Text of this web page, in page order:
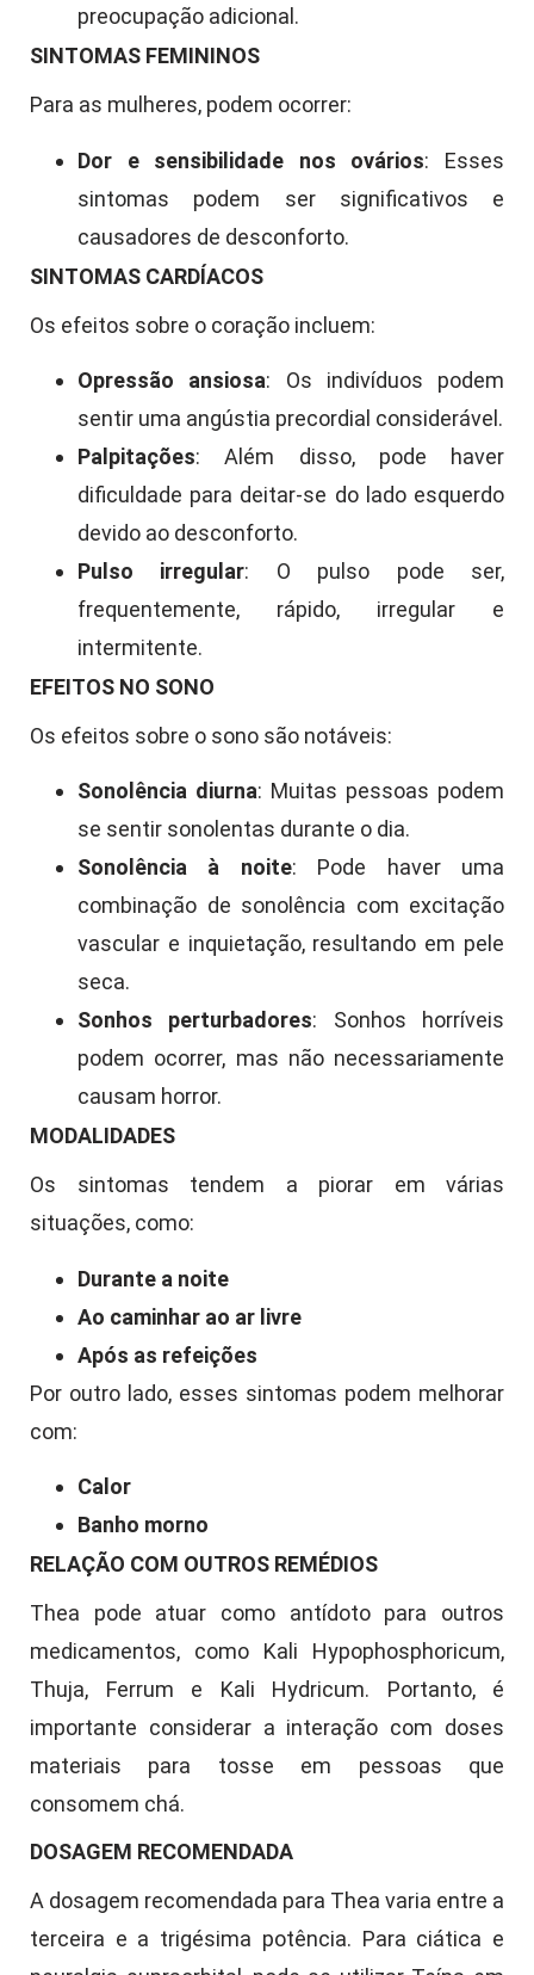
preocupação adicional.
SINTOMAS FEMININOS
Para as mulheres, podem ocorrer:
Dor e sensibilidade nos ovários: Esses
sintomas podem ser significativos e
causadores de desconforto.
SINTOMAS CARDÍACOS
Os efeitos sobre o coração incluem:
Opressão ansiosa: Os indivíduos podem
sentir uma angústia precordial considerável.
Palpitações: Além disso, pode haver
dificuldade para deitar-se do lado esquerdo
devido ao desconforto.
Pulso irregular: O pulso pode ser,
frequentemente, rápido, irregular e
intermitente.
EFEITOS NO SONO
Os efeitos sobre o sono são notáveis:
Sonolência diurna: Muitas pessoas podem
se sentir sonolentas durante o dia.
Sonolência à noite: Pode haver uma
combinação de sonolência com excitação
vascular e inquietação, resultando em pele
seca.
Sonhos perturbadores: Sonhos horríveis
podem ocorrer, mas não necessariamente
causam horror.
MODALIDADES
Os sintomas tendem a piorar em várias
situações, como:
Durante a noite
Ao caminhar ao ar livre
Após as refeições
Por outro lado, esses sintomas podem melhorar
com:
Calor
Banho morno
RELAÇÃO COM OUTROS REMÉDIOS
Thea pode atuar como antídoto para outros
medicamentos, como Kali Hypophosphoricum,
Thuja, Ferrum e Kali Hydricum. Portanto, é
importante considerar a interação com doses
materiais para tosse em pessoas que
consomem chá.
DOSAGEM RECOMENDADA
A dosagem recomendada para Thea varia entre a
terceira e a trigésima potência. Para ciática e